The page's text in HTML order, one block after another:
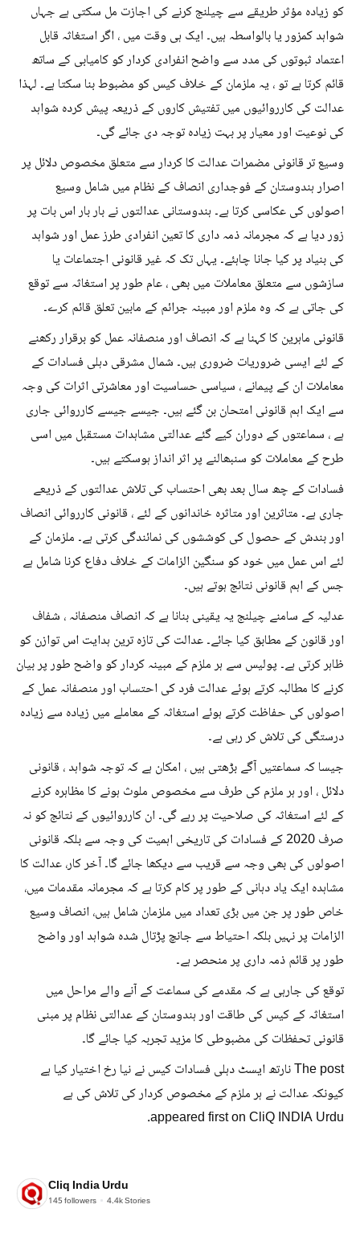
کو زیادہ مؤثر طریقے سے چیلنج کرنے کی اجازت مل سکتی ہے جہاں
شواہد کمزور یا بالواسطہ ہیں۔ ایک ہی وقت میں ، اگر استغاثہ قابل
اعتماد ثبوتوں کی مدد سے واضح انفرادی کردار کو کامیابی کے ساتھ
قائم کرتا ہے تو ، یہ ملزمان کے خلاف کیس کو مضبوط بنا سکتا ہے۔ لہذا
عدالت کی کارروائیوں میں تفتیش کاروں کے ذریعہ پیش کردہ شواہد
کی نوعیت اور معیار پر بہت زیادہ توجہ دی جائے گی۔
وسیع تر قانونی مضمرات عدالت کا کردار سے متعلق مخصوص دلائل پر
اصرار ہندوستان کے فوجداری انصاف کے نظام میں شامل وسیع
اصولوں کی عکاسی کرتا ہے۔ ہندوستانی عدالتوں نے بار بار اس بات پر
زور دیا ہے کہ مجرمانہ ذمہ داری کا تعین انفرادی طرز عمل اور شواہد
کی بنیاد پر کیا جانا چاہئے۔ یہاں تک کہ غیر قانونی اجتماعات یا
سازشوں سے متعلق معاملات میں بھی ، عام طور پر استغاثہ سے توقع
کی جاتی ہے کہ وہ ملزم اور مبینہ جرائم کے مابین تعلق قائم کرے۔
قانونی ماہرین کا کہنا ہے کہ انصاف اور منصفانہ عمل کو برقرار رکھنے
کے لئے ایسی ضروریات ضروری ہیں۔ شمال مشرقی دہلی فسادات کے
معاملات ان کے پیمانے ، سیاسی حساسیت اور معاشرتی اثرات کی وجہ
سے ایک اہم قانونی امتحان بن گئے ہیں۔ جیسے جیسے کارروائی جاری
ہے ، سماعتوں کے دوران کیے گئے عدالتی مشاہدات مستقبل میں اسی
طرح کے معاملات کو سنبھالنے پر اثر انداز ہوسکتے ہیں۔
فسادات کے چھ سال بعد بھی احتساب کی تلاش عدالتوں کے ذریعے
جاری ہے۔ متاثرین اور متاثرہ خاندانوں کے لئے ، قانونی کارروائی انصاف
اور بندش کے حصول کی کوششوں کی نمائندگی کرتی ہے۔ ملزمان کے
لئے اس عمل میں خود کو سنگین الزامات کے خلاف دفاع کرنا شامل ہے
جس کے اہم قانونی نتائج ہوتے ہیں۔
عدلیہ کے سامنے چیلنج یہ یقینی بنانا ہے کہ انصاف منصفانہ ، شفاف
اور قانون کے مطابق کیا جائے۔ عدالت کی تازہ ترین ہدایت اس توازن کو
ظاہر کرتی ہے۔ پولیس سے ہر ملزم کے مبینہ کردار کو واضح طور پر بیان
کرنے کا مطالبہ کرتے ہوئے عدالت فرد کی احتساب اور منصفانہ عمل کے
اصولوں کی حفاظت کرتے ہوئے استغاثہ کے معاملے میں زیادہ سے زیادہ
درستگی کی تلاش کر رہی ہے۔
جیسا کہ سماعتیں آگے بڑھتی ہیں ، امکان ہے کہ توجہ شواہد ، قانونی
دلائل ، اور ہر ملزم کی طرف سے مخصوص ملوث ہونے کا مظاہرہ کرنے
کے لئے استغاثہ کی صلاحیت پر رہے گی۔ ان کارروائیوں کے نتائج کو نہ
صرف 2020 کے فسادات کی تاریخی اہمیت کی وجہ سے بلکہ قانونی
اصولوں کی بھی وجہ سے قریب سے دیکھا جائے گا۔ آخر کار، عدالت کا
مشاہدہ ایک یاد دہانی کے طور پر کام کرتا ہے کہ مجرمانہ مقدمات میں،
خاص طور پر جن میں بڑی تعداد میں ملزمان شامل ہیں، انصاف وسیع
الزامات پر نہیں بلکہ احتیاط سے جانچ پڑتال شدہ شواہد اور واضح
طور پر قائم ذمہ داری پر منحصر ہے۔
توقع کی جارہی ہے کہ مقدمے کی سماعت کے آنے والے مراحل میں
استغاثہ کے کیس کی طاقت اور ہندوستان کے عدالتی نظام پر مبنی
قانونی تحفظات کی مضبوطی کا مزید تجربہ کیا جائے گا۔
The post نارتھ ایسٹ دہلی فسادات کیس نے نیا رخ اختیار کیا ہے
کیونکہ عدالت نے ہر ملزم کے مخصوص کردار کی تلاش کی ہے
appeared first on CliQ INDIA Urdu.
Cliq India Urdu
145followers 4.4kStories